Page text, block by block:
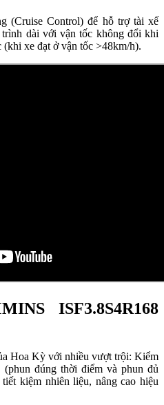
(Cruise Control) để hỗ trợ tài xế
dài với vận tốc không đổi khi
(khi xe đạt ở vận tốc >48km/h).
ISF3.8S4R168
Hoa Kỳ với nhiều vượt trội: Kiểm
đúng thời điểm và phun đủ
kiệm nhiên liệu, nâng cao hiệu